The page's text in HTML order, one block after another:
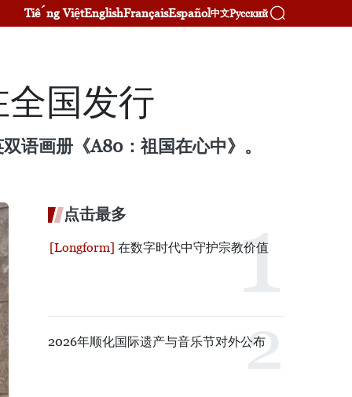
Tiếng ViệtEnglishFrançaisEspañol中文Русский
国发行
语画册《A80：祖国在心中》。
点击最多
在数字时代中守护宗教价值
2026年顺化国际遗产与音乐节对外公布